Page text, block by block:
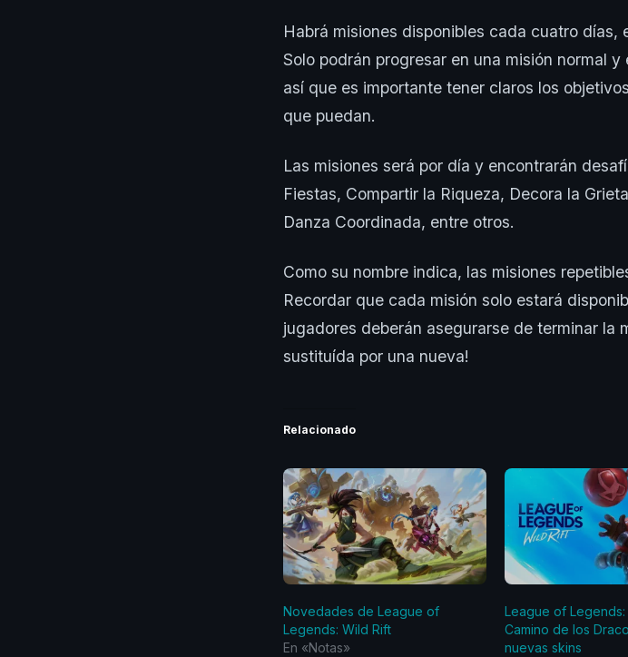
Habrá misiones disponibles cada cuatro días,
Solo podrán progresar en una misión normal
así que es importante tener claros los
que puedan.
Las misiones será por día y encontrarán
Fiestas, Compartir la Riqueza, Decora la
Danza Coordinada, entre otros.
Como su nombre indica, las misiones
Recordar que cada misión solo estará
jugadores deberán asegurarse de terminar la
sustituída por una nueva!
Relacionado
Novedades de League of
Legends: Wild Rift
En «Notas»
League of Legends:
Camino de los
nuevas skins